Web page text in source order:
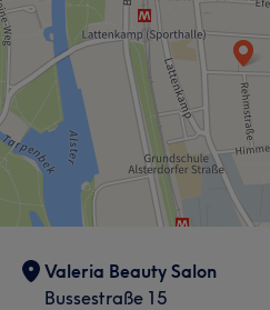
Valeria Beauty Salon
Bussestraße 15